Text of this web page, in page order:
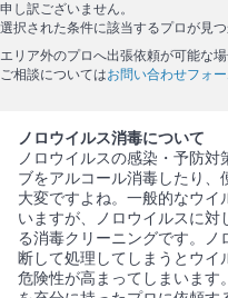
申し訳ございません。
選択された条件に該当するプロが見つ
エリア外のプロへ出張依頼が可能な場
ご相談についてはお問い合わせフォ
ノロウイルス消毒について
ノロウイルスの感染・予防対
ブをアルコール消毒したり、
大変ですよね。一般的なウイ
いますが、ノロウイルスに対
る消毒クリーニングです。ノ
断して処理してしまうとウ
危険性が高まってしまいます